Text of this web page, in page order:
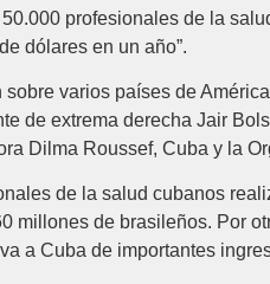
profesionales de la
dólares en un año”.
varios países de
de extrema derecha Jair
Dilma Roussef, Cuba y la
de la salud cubanos
millones de brasileños. Por
a Cuba de importantes